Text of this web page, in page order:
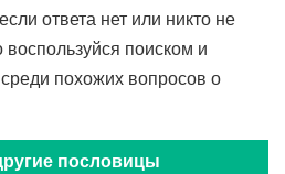
ответа нет или никто не
воспользуйся поиском и
похожих вопросов о
пословицы